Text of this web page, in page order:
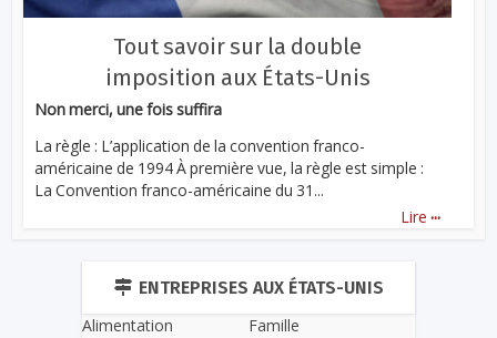
Tout savoir sur la double
imposition aux États-Unis
Non merci, une fois suffira
La règle : L’application de la convention franco-
américaine de 1994 À première vue, la règle est simple :
La Convention franco-américaine du 31...
Lire ...
ENTREPRISES AUX ÉTATS-UNIS
Alimentation
Famille